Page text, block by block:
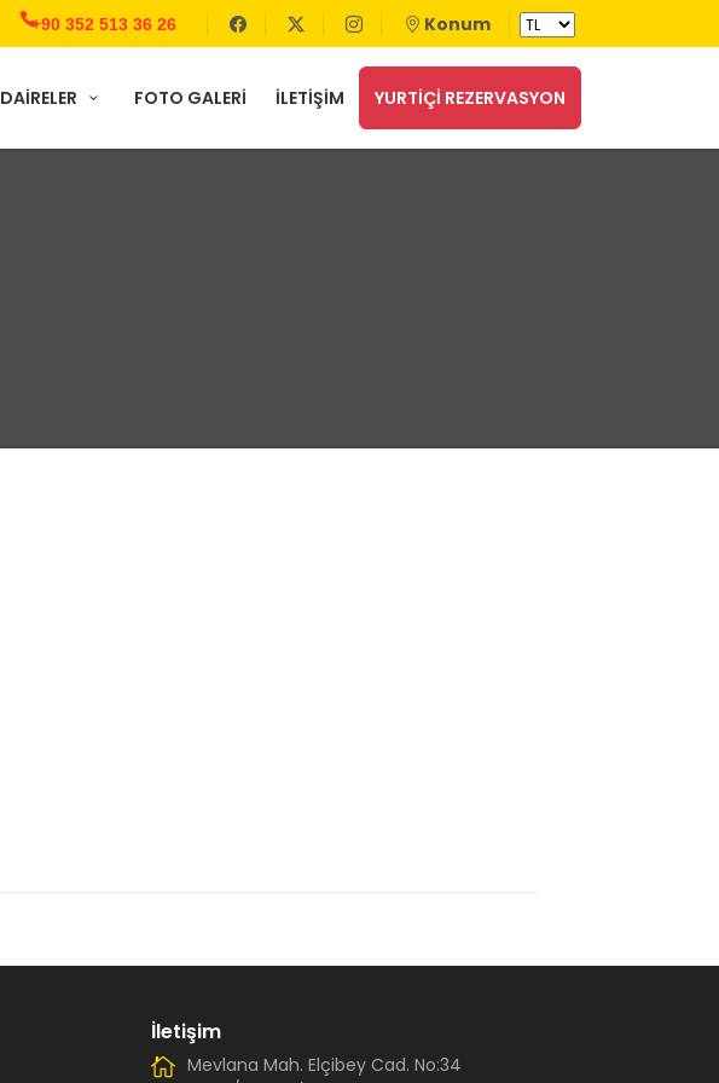
+90 352 513 36 26 Konum
DAİRELER FOTO GALERİ İLETİŞİM YURTİÇİ REZERVASYON
İletişim
Mevlana Mah. Elçibey Cad. No:34